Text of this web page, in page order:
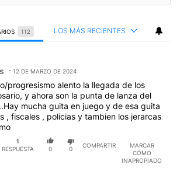
112 LOS MÁS RECIENTES
Rivers.
12 DE MARZO DE 2024
progresismo alento la llegada de los
y ahora son la punta de lanza del
mucha guita en juego y de esa guita
, fiscales , policias y tambien los jerarcas
1
RESPUESTA
0 0
COMPARTIR
MARCAR
COMO
INAPROPIADO